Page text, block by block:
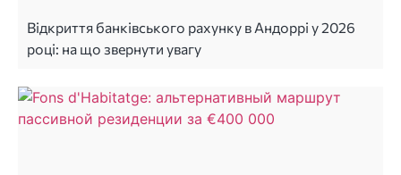
Відкриття банківського рахунку в Андоррі у 2026
році: на що звернути увагу